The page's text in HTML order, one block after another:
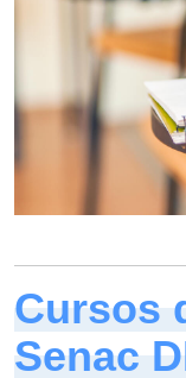
Cursos
Senac